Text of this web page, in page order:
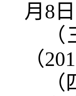
月 8
（